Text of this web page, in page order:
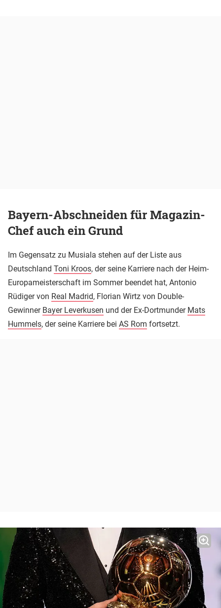
Bayern-Abschneiden für Magazin-
Chef auch ein Grund
Im Gegensatz zu Musiala stehen auf der Liste aus
Deutschland Toni Kroos, der seine Karriere nach der Heim-
Europameisterschaft im Sommer beendet hat, Antonio
Rüdiger von Real Madrid, Florian Wirtz von Double-
Gewinner Bayer Leverkusen und der Ex-Dortmunder Mats
Hummels, der seine Karriere bei AS Rom fortsetzt.